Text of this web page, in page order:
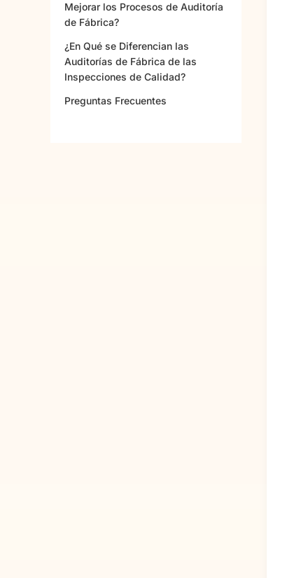
Mejorar los Procesos de Auditoría
de Fábrica?
¿En Qué se Diferencian las
Auditorías de Fábrica de las
Inspecciones de Calidad?
Preguntas Frecuentes